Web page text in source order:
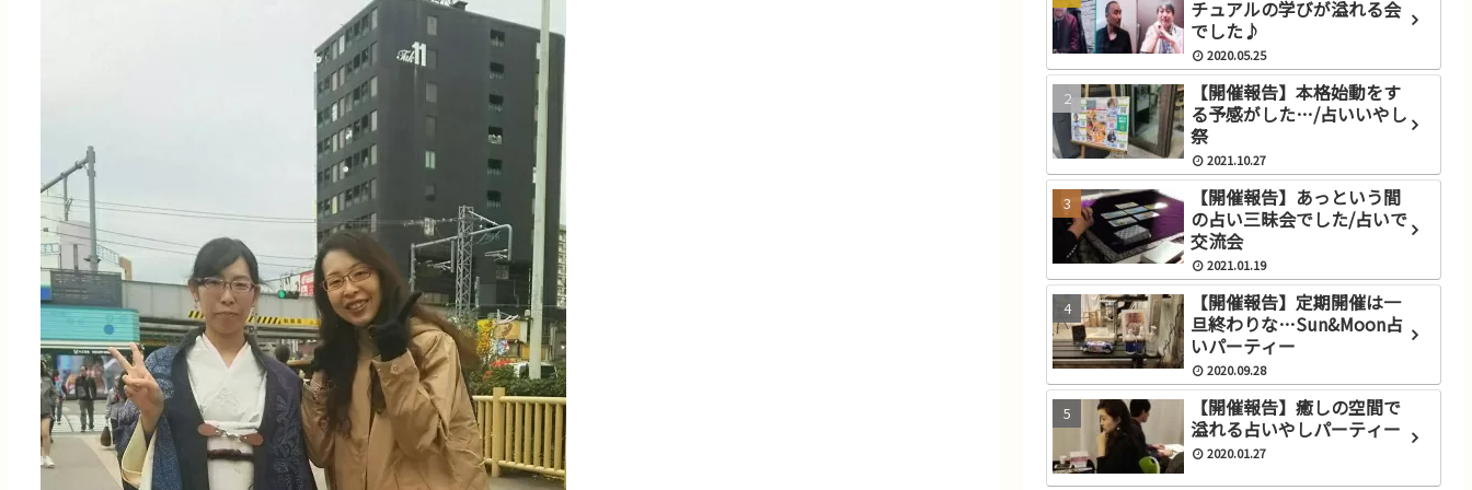
チュアルの学びが溢れる会
でした♪
2020.05.25
【開催報告】本格始動をす
る予感がした…/占いいやし
祭
2021.10.27
【開催報告】あっという間
の占い三昧会でした/占いで
交流会
2021.01.19
【開催報告】定期開催は一
旦終わりな…Sun&Moon占
いパーティー
2020.09.28
【開催報告】癒しの空間で
溢れる占いやしパーティー
2020.01.27